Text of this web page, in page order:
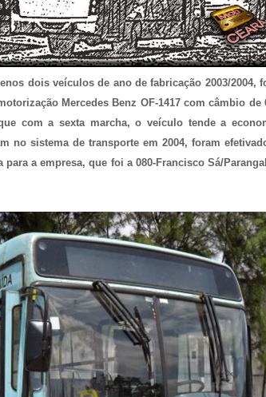
dois veículos de ano de fabricação 2003/2004,
Mercedes Benz OF-1417 com câmbio de
com a sexta marcha, o veículo tende a
no sistema de transporte em 2004, foram
a empresa, que foi a 080-Francisco Sá/